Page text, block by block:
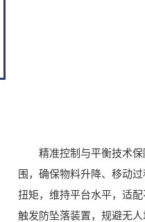
精准控制与平衡技术保
围，确保物料升降、移动
扭矩，维持平台水平，适
触发防坠落装置，规避无人